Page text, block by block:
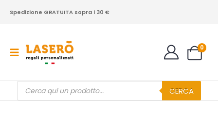
Spedizione GRATUITA sopra i 30 €
0
Products
search CERCA